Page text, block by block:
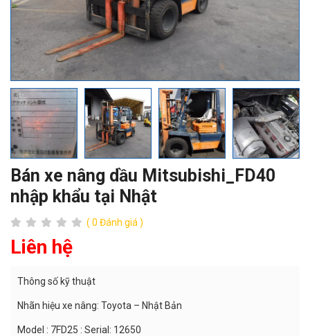
Bán xe nâng dầu Mitsubishi_FD40
nhập khẩu tại Nhật
( 0 Đánh giá )
Liên hệ
Thông số kỹ thuật
Nhãn hiệu xe nâng: Toyota – Nhật Bản
Model : 7FD25 : Serial: 12650